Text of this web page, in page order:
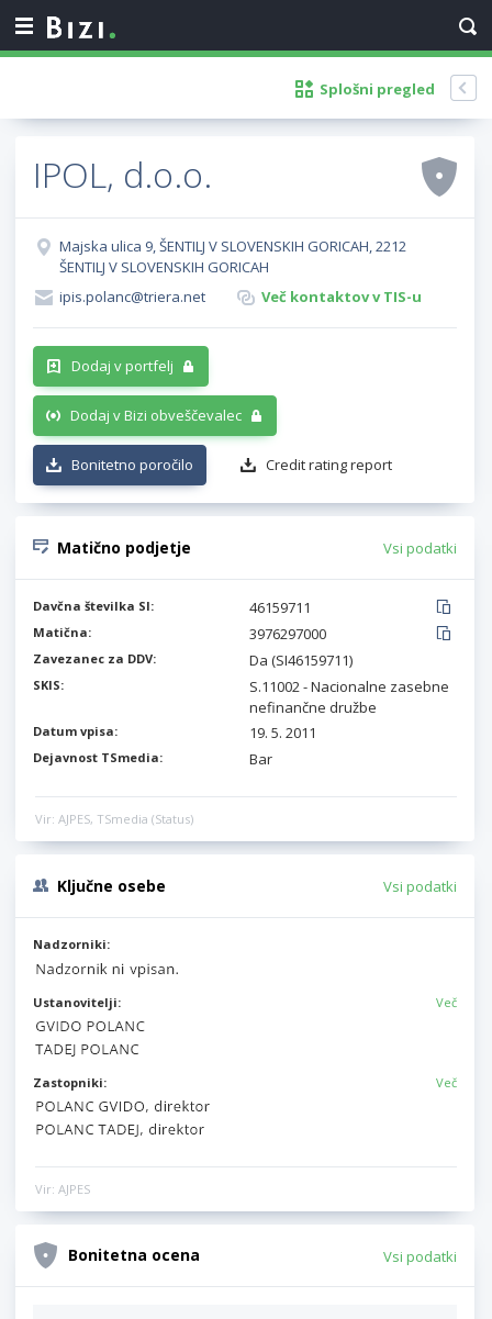
Splošni pregled
IPOL, d.o.o.
Majska ulica 9, ŠENTILJ V SLOVENSKIH GORICAH, 2212
ŠENTILJ V SLOVENSKIH GORICAH
ipis.polanc@triera.net
Več kontaktov v TIS-u
Dodaj v portfelj
Dodaj v Bizi obveščevalec
Bonitetno poročilo Credit rating report
Matično podjetje Vsi podatki
Davčna številka SI: 46159711
Matična: 3976297000
Zavezanec za DDV: Da (SI46159711)
SKIS:
S.11002 - Nacionalne zasebne
nefinančne družbe
Datum vpisa: 19. 5. 2011
Dejavnost TSmedia: Bar
Vir: AJPES, TSmedia (Status)
Ključne osebe Vsi podatki
Nadzorniki:
Ustanovitelji: Več
Zastopniki: Več
Vir: AJPES
Bonitetna ocena Vsi podatki